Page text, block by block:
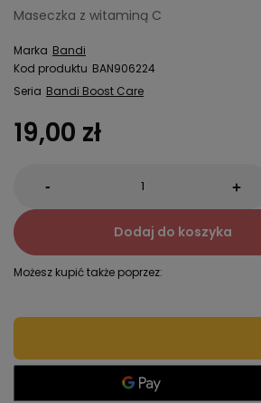
Maseczka z witaminą C
Marka Bandi
Kod produktu BAN906224
Seria Bandi Boost Care
19,00 zł
- +
Dodaj do koszyka
Możesz kupić także poprzez: